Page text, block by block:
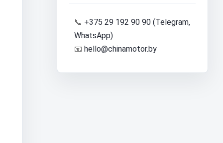
📞 +375 29 192 90 90 (Telegram,
WhatsApp)
📧 hello@chinamotor.by